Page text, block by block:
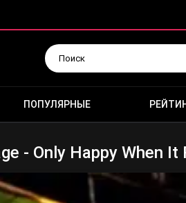
ПОПУЛЯРНЫЕ
- Only Happy When It